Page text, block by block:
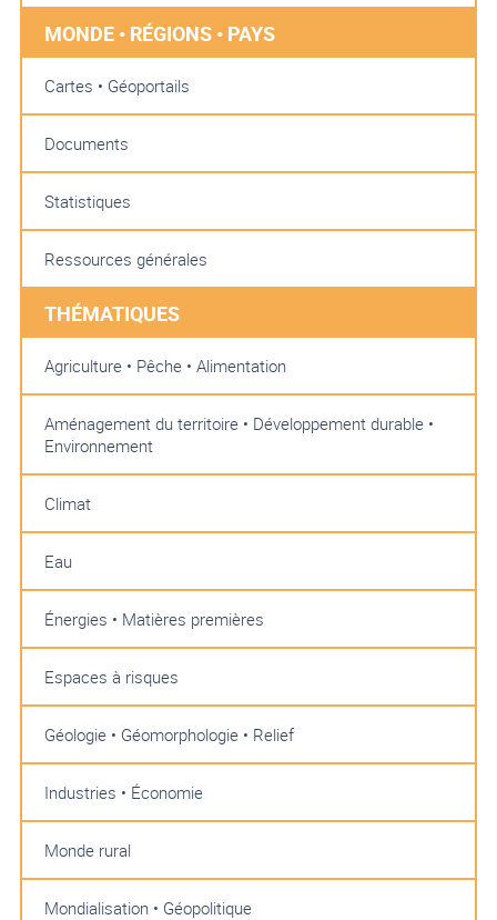
MONDE • RÉGIONS • PAYS
Cartes • Géoportails
Documents
Statistiques
Ressources générales
THÉMATIQUES
Agriculture • Pêche • Alimentation
Aménagement du territoire • Développement durable •
Environnement
Climat
Eau
Énergies • Matières premières
Espaces à risques
Géologie • Géomorphologie • Relief
Industries • Économie
Monde rural
Mondialisation • Géopolitique